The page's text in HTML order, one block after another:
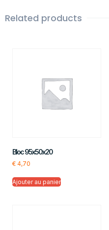
Related products
Bloc 95x50x20
€ 4,70
Ajouter au panier